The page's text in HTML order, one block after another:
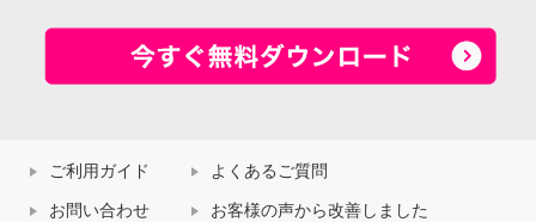
ご利用ガイド よくあるご質問
お問い合わせ お客様の声から改善しました